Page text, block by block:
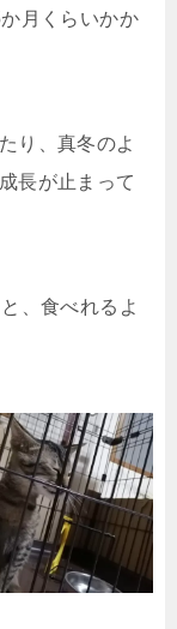
月くらいかか
り、真冬のよ
長が止まって
、食べれるよ